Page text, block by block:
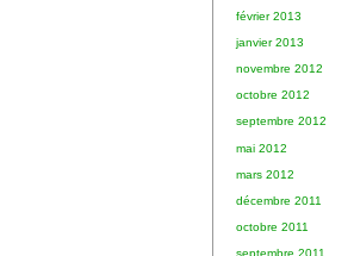
février 2013
janvier 2013
novembre 2012
octobre 2012
septembre 2012
mai 2012
mars 2012
décembre 2011
octobre 2011
septembre 2011